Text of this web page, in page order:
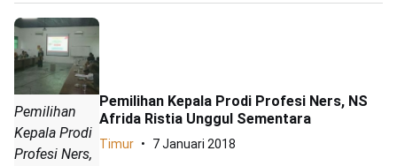
Pemilihan
Kepala Prodi
Profesi Ners,
Pemilihan Kepala Prodi Profesi Ners, NS
Afrida Ristia Unggul Sementara
Timur 7 Januari 2018